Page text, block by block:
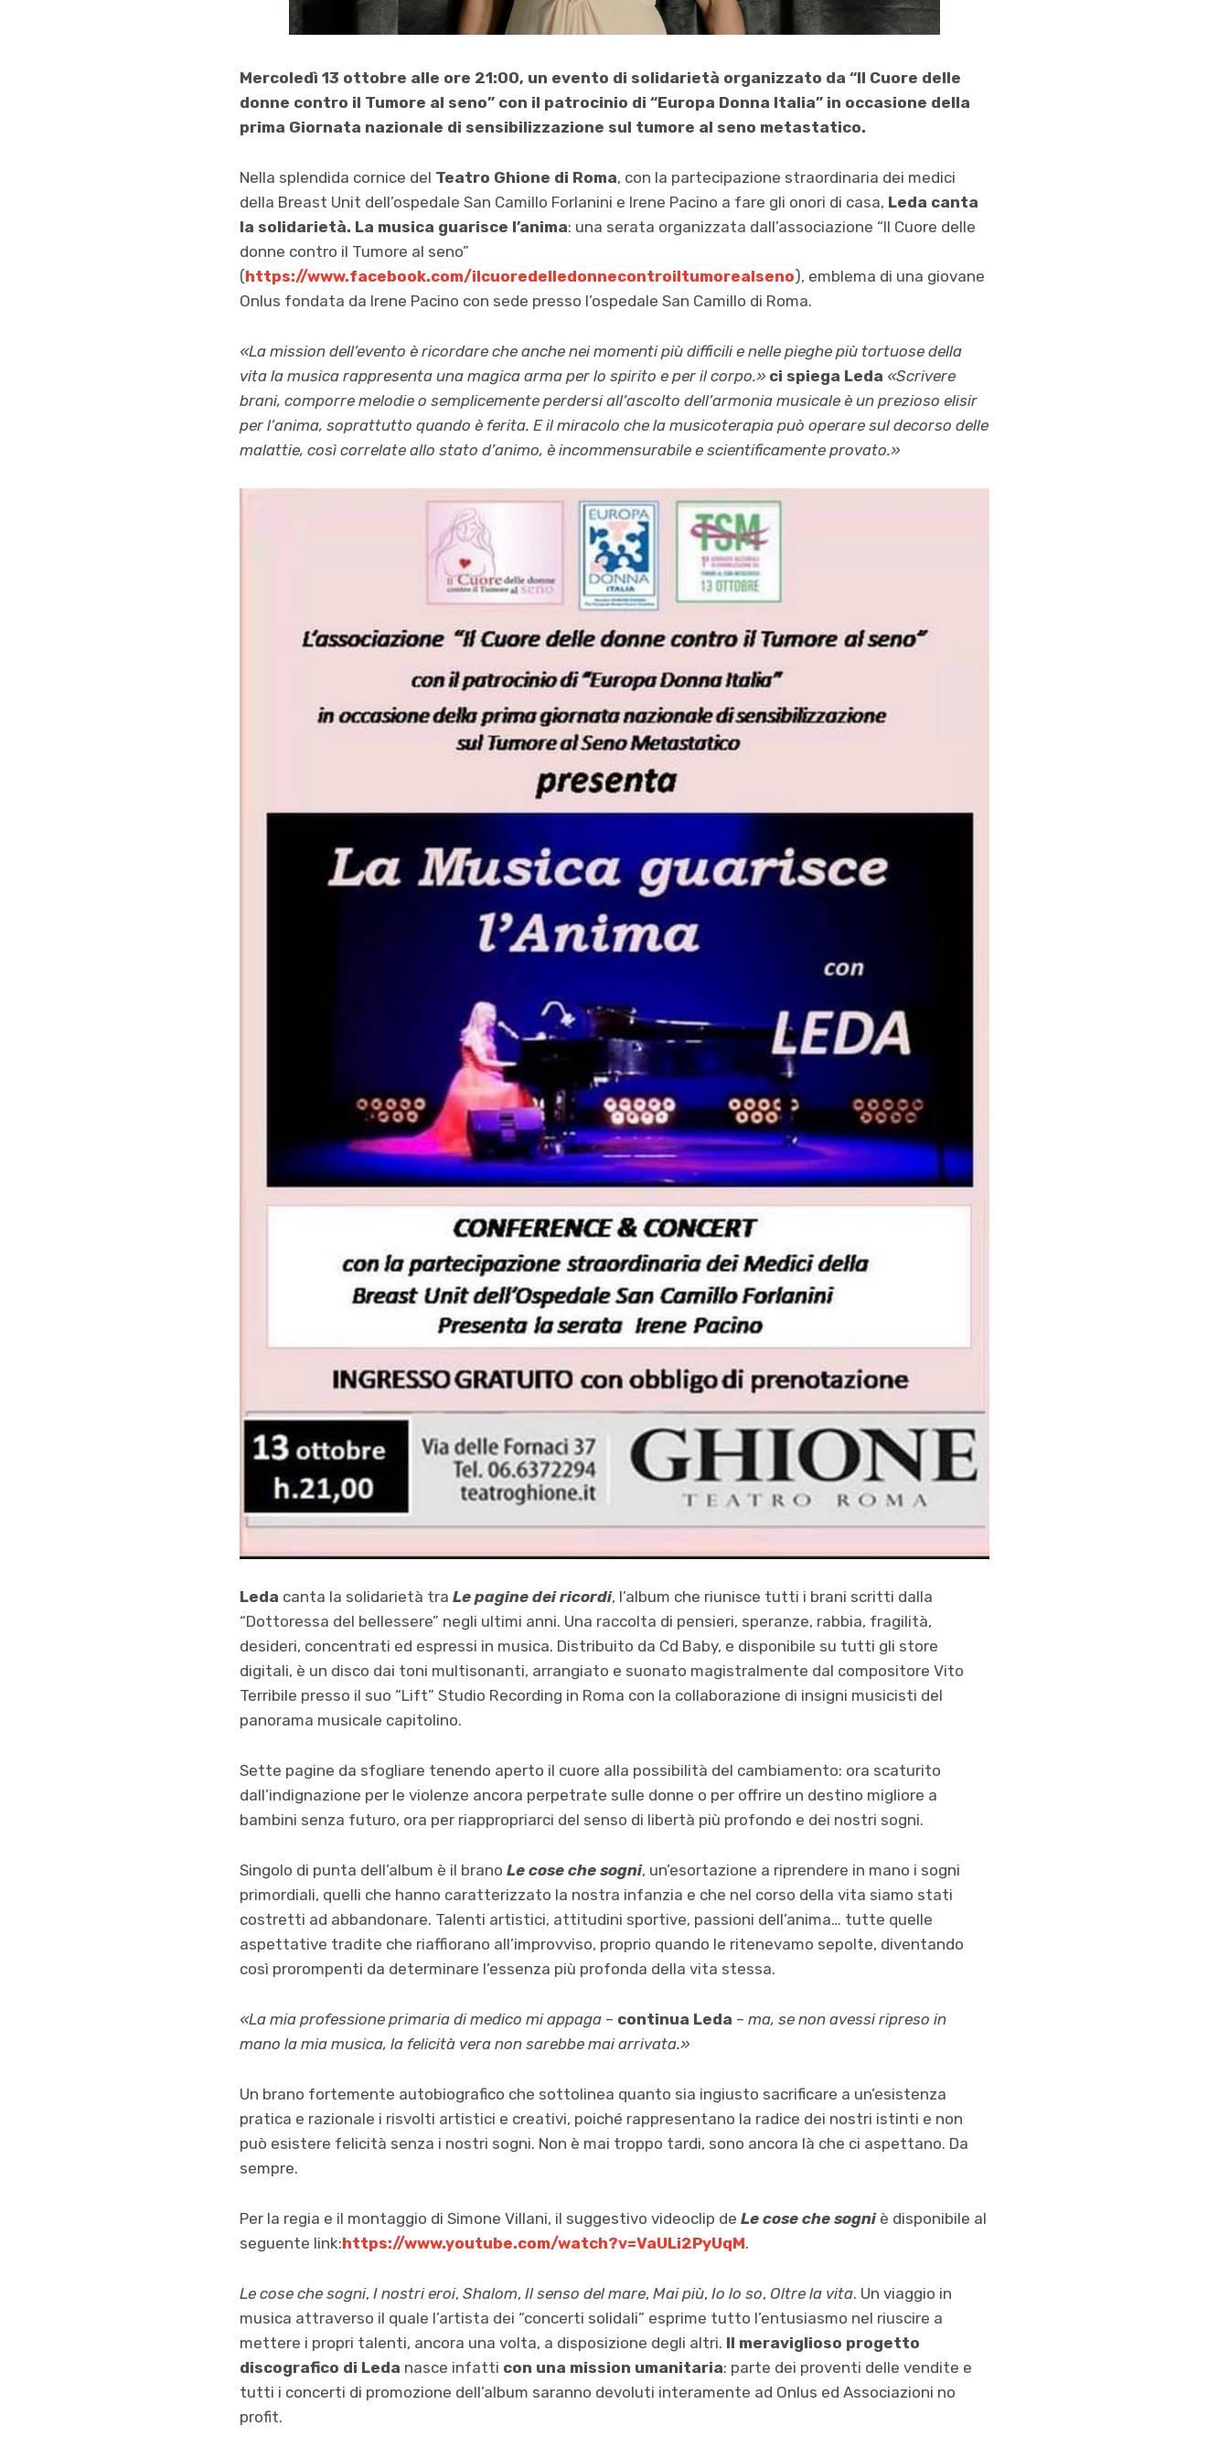
Mercoledì 13 ottobre alle ore 21:00, un evento di solidarietà organizzato da “Il Cuore delle
donne contro il Tumore al seno” con il patrocinio di “Europa Donna Italia” in occasione della
prima Giornata nazionale di sensibilizzazione sul tumore al seno metastatico.
Nella splendida cornice del Teatro Ghione di Roma, con la partecipazione straordinaria dei medici
della Breast Unit dell’ospedale San Camillo Forlanini e Irene Pacino a fare gli onori di casa, Leda canta
la solidarietà. La musica guarisce l’anima: una serata organizzata dall’associazione “Il Cuore delle
donne contro il Tumore al seno”
(https://www.facebook.com/ilcuoredelledonnecontroiltumorealseno), emblema di una giovane
Onlus fondata da Irene Pacino con sede presso l’ospedale San Camillo di Roma.
«La mission dell’evento è ricordare che anche nei momenti più difficili e nelle pieghe più tortuose della
vita la musica rappresenta una magica arma per lo spirito e per il corpo.» ci spiega Leda «Scrivere
brani, comporre melodie o semplicemente perdersi all’ascolto dell’armonia musicale è un prezioso elisir
per l’anima, soprattutto quando è ferita. E il miracolo che la musicoterapia può operare sul decorso delle
malattie, così correlate allo stato d’animo, è incommensurabile e scientificamente provato.»
Leda canta la solidarietà tra Le pagine dei ricordi, l’album che riunisce tutti i brani scritti dalla
“Dottoressa del bellessere” negli ultimi anni. Una raccolta di pensieri, speranze, rabbia, fragilità,
desideri, concentrati ed espressi in musica. Distribuito da Cd Baby, e disponibile su tutti gli store
digitali, è un disco dai toni multisonanti, arrangiato e suonato magistralmente dal compositore Vito
Terribile presso il suo “Lift” Studio Recording in Roma con la collaborazione di insigni musicisti del
panorama musicale capitolino.
Sette pagine da sfogliare tenendo aperto il cuore alla possibilità del cambiamento: ora scaturito
dall’indignazione per le violenze ancora perpetrate sulle donne o per offrire un destino migliore a
bambini senza futuro, ora per riappropriarci del senso di libertà più profondo e dei nostri sogni.
Singolo di punta dell’album è il brano Le cose che sogni, un’esortazione a riprendere in mano i sogni
primordiali, quelli che hanno caratterizzato la nostra infanzia e che nel corso della vita siamo stati
costretti ad abbandonare. Talenti artistici, attitudini sportive, passioni dell’anima… tutte quelle
aspettative tradite che riaffiorano all’improvviso, proprio quando le ritenevamo sepolte, diventando
così prorompenti da determinare l’essenza più profonda della vita stessa.
«La mia professione primaria di medico mi appaga – continua Leda – ma, se non avessi ripreso in
mano la mia musica, la felicità vera non sarebbe mai arrivata.»
Un brano fortemente autobiografico che sottolinea quanto sia ingiusto sacrificare a un’esistenza
pratica e razionale i risvolti artistici e creativi, poiché rappresentano la radice dei nostri istinti e non
può esistere felicità senza i nostri sogni. Non è mai troppo tardi, sono ancora là che ci aspettano. Da
sempre.
Per la regia e il montaggio di Simone Villani, il suggestivo videoclip de Le cose che sogniè disponibile al
seguente link:https://www.youtube.com/watch?v=VaULi2PyUqM.
Le cose che sogni, I nostri eroi, Shalom, Il senso del mare, Mai più, Io lo so, Oltre la vita. Un viaggio in
musica attraverso il quale l’artista dei “concerti solidali” esprime tutto l’entusiasmo nel riuscire a
mettere i propri talenti, ancora una volta, a disposizione degli altri. Il meraviglioso progetto
discografico di Leda nasce infatti con una mission umanitaria: parte dei proventi delle vendite e
tutti i concerti di promozione dell’album saranno devoluti interamente ad Onlus ed Associazioni no
profit.